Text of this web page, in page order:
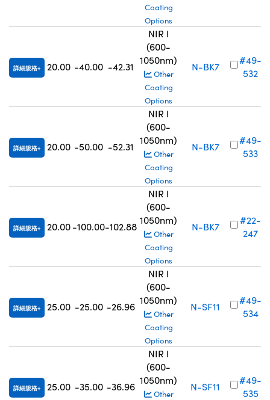
Coating
Options
詳細規格 20.00 -40.00 -42.31
NIR I
(600-
1050nm)
Other
Coating
Options
N-BK7
#49-
532
詳細規格 20.00 -50.00 -52.31
NIR I
(600-
1050nm)
Other
Coating
Options
N-BK7
#49-
533
詳細規格 20.00 -100.00-102.88
NIR I
(600-
1050nm)
Other
Coating
Options
N-BK7
#22-
247
詳細規格 25.00 -25.00 -26.96
NIR I
(600-
1050nm)
Other
Coating
Options
N-SF11
#49-
534
詳細規格 25.00 -35.00 -36.96
NIR I
(600-
1050nm)
Other
N-SF11
#49-
535